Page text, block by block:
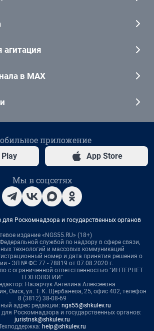
в MAX
приложение
App Store
Мы в соцсетях
Роскомнадзора и государственных органов
издание «NGS55.RU» (18+)
службой по надзору в сфере связи,
технологий и массовых коммуникаций
номер и дата принятия решения о
- ЭЛ № ФС 77 - 78819 от 07.08.2020 г.
с ограниченной ответственностью "ИНТЕРНЕТ
ТЕХНОЛОГИИ"
Назарчук Ангелина Алексеевна
Омск, ул. Т. К. Щербанева, 25, офис 402, телефон
8 (3812) 38-08-69
адрес редакции: ngs55@shkulev.ru
Роскомнадзора и государственных органов:
juristnsk@shkulev.ru
help@shkulev.ru